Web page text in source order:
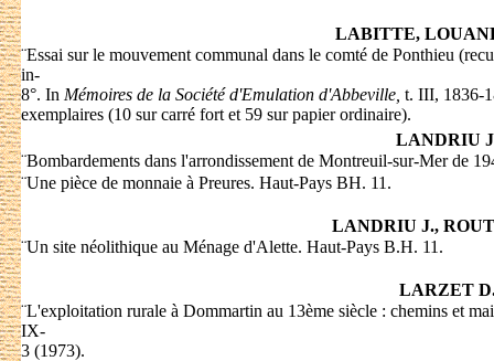
LABITTE,
¨Essai sur le mouvement communal dans le comté de Ponthieu
in-
8°. In Mémoires de la Société d'Emulation d'Abbeville, t. III, 1836-
exemplaires (10 sur carré fort et 59 sur papier ordinaire).
LANDRIU
¨Bombardements dans l'arrondissement de Montreuil-sur-Mer de
¨Une pièce de monnaie à Preures. Haut-Pays BH. 11.
LANDRIU J.,
¨Un site néolithique au Ménage d'Alette. Haut-Pays B.H. 11.
LARZET
¨L'exploitation rurale à Dommartin au 13ème siècle : chemins et
IX-
3 (1973).